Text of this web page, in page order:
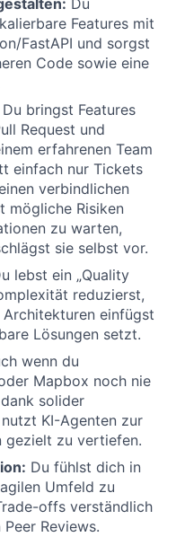
Du
Features mit
FastAPI und sorgst
Code sowie eine
Du bringst Features
Request und
erfahrenen Team
einfach nur Tickets
verbindlichen
mögliche Risiken
zu warten,
sie selbst vor.
lebst ein „Quality
reduzierst,
einfügst
Lösungen setzt.
wenn du
Mapbox noch nie
solider
KI-Agenten zur
gezielt zu vertiefen.
Du fühlst dich in
Umfeld zu
offs verständlich
Reviews.